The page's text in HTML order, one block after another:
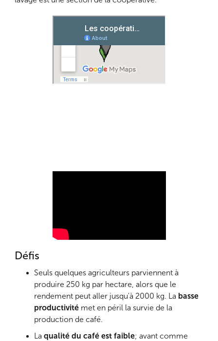
Défis
Seuls quelques agriculteurs parviennent à
produire 250 kg par hectare, alors que le
rendement peut aller jusqu'à 2000 kg. La basse
productivité met en péril la survie de la
production de café.
La qualité du café est faible; avant comme